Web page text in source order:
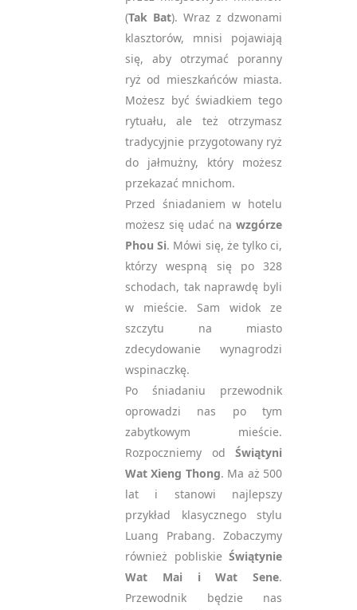
(Tak Bat). Wraz z dzwonami
klasztorów, mnisi pojawiają
się, aby otrzymać poranny
ryż od mieszkańców miasta.
Możesz być świadkiem tego
rytuału, ale też otrzymasz
tradycyjnie przygotowany ryż
do jałmużny, który możesz
przekazać mnichom.
Przed śniadaniem w hotelu
możesz się udać na wzgórze
Phou Si. Mówi się, że tylko ci,
którzy wespną się po 328
schodach, tak naprawdę byli
w mieście. Sam widok ze
szczytu na miasto
zdecydowanie wynagrodzi
wspinaczkę.
Po śniadaniu przewodnik
oprowadzi nas po tym
zabytkowym mieście.
Rozpoczniemy od Świątyni
Wat Xieng Thong. Ma aż 500
lat i stanowi najlepszy
przykład klasycznego stylu
Luang Prabang. Zobaczymy
również pobliskie Świątynie
Wat Mai i Wat Sene.
Przewodnik będzie nas